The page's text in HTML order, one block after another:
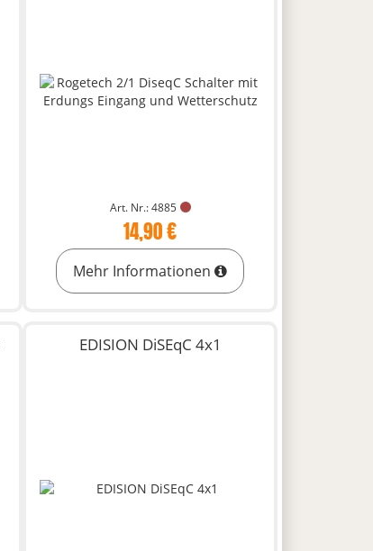
Art. Nr.: 4885
14,90 €
Mehr Informationen
EDISION DiSEqC 4x1